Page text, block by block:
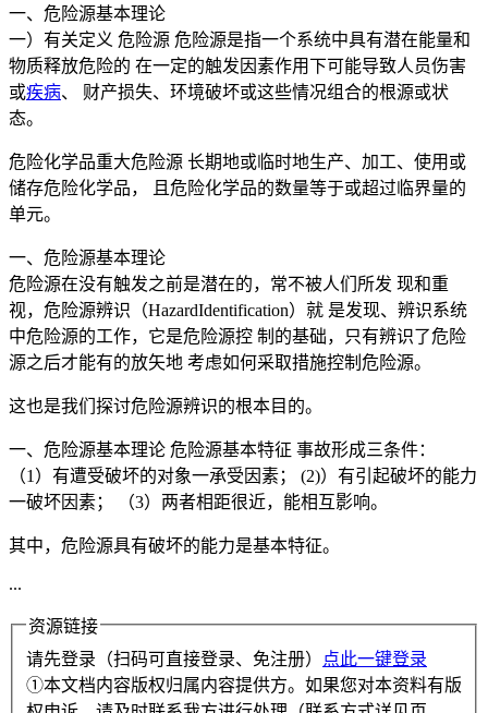
一、危险源基本理论
一）有关定义 危险源 危险源是指一个系统中具有潜在能量和
物质释放危险的 在一定的触发因素作用下可能导致人员伤害
或疾病、 财产损失、环境破坏或这些情况组合的根源或状
态。
危险化学品重大危险源 长期地或临时地生产、加工、使用或
储存危险化学品， 且危险化学品的数量等于或超过临界量的
单元。
一、危险源基本理论
危险源在没有触发之前是潜在的，常不被人们所发 现和重
视，危险源辨识（HazardIdentification）就 是发现、辨识系统
中危险源的工作，它是危险源控 制的基础，只有辨识了危险
源之后才能有的放矢地 考虑如何采取措施控制危险源。
这也是我们探讨危险源辨识的根本目的。
一、危险源基本理论 危险源基本特征 事故形成三条件：
（1）有遭受破坏的对象一承受因素； (2)）有引起破坏的能力
一破坏因素； （3）两者相距很近，能相互影响。
其中，危险源具有破坏的能力是基本特征。
...
资源链接
请先登录（扫码可直接登录、免注册）
点此一键登录
①本文档内容版权归属内容提供方。如果您对本资料有版